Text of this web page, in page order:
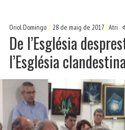
Oriol Domingo 28 de maig de 2017 Atri
De l’Església
l’Església clandestina